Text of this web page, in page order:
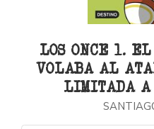
LOS ONCE 1.
VOLABA AL
LIMITADA A